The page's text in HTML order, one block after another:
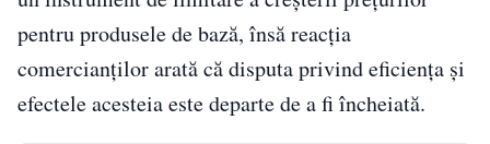
pentru produsele de bază, însă reacția
comercianților arată că disputa privind eficiența și
efectele acesteia este departe de a fi încheiată.